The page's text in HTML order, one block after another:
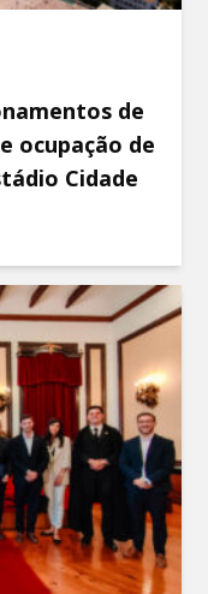
de
ocupação de
Cidade